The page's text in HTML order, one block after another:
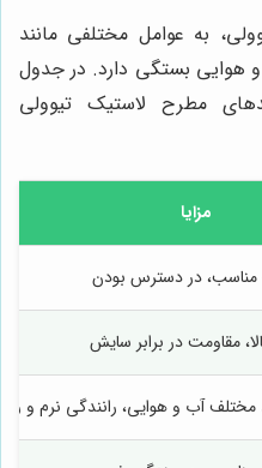
به عوامل مختلفی مانند
هوایی بستگی دارد. در جدول
مطرح لاستیک تیوولی
مزایا
در دسترس بودن
مقاومت در برابر سایش
آب و هوایی، رانندگی نرم و